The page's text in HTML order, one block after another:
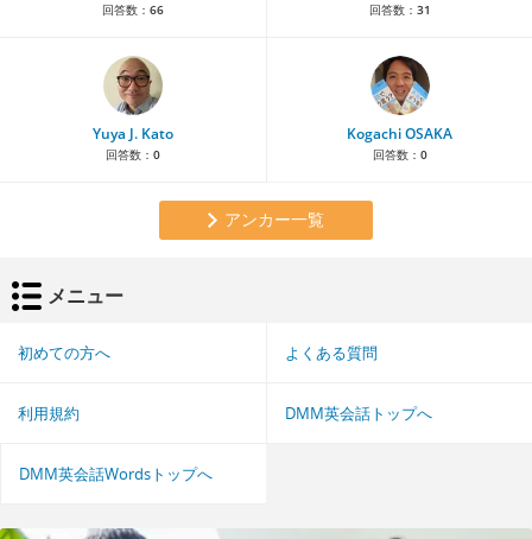
回答数： 66 回答数： 31
Yuya J. Kato
回答数： 0
Kogachi OSAKA
回答数： 0
アンカー一覧
メニュー
初めての方へ よくある質問
利用規約 DMM英会話トップへ
DMM英会話Wordsトップへ